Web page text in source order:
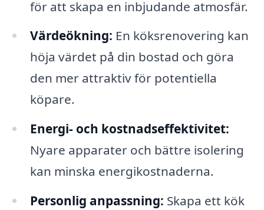
för att skapa en inbjudande atmosfär.
Värdeökning: En köksrenovering kan
höja värdet på din bostad och göra
den mer attraktiv för potentiella
köpare.
Energi- och kostnadseffektivitet:
Nyare apparater och bättre isolering
kan minska energikostnaderna.
Personlig anpassning: Skapa ett kök